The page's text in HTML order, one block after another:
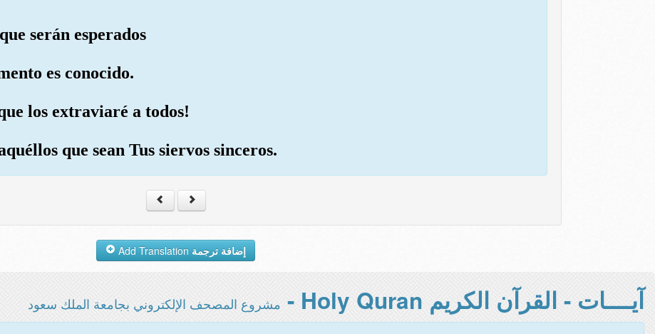
serán esperados
es conocido.
los extraviaré a todos!
que sean Tus siervos sinceros.
إضافة ترجمة
آيــــات - القرآن الكريم Holy Quran - مشروع المصحف الإلكتروني بجامعة الملك سعود